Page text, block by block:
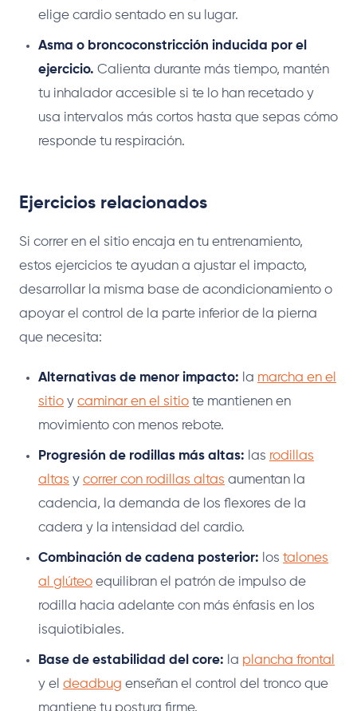
elige cardio sentado en su lugar.
Asma o broncoconstricción inducida por el
ejercicio. Calienta durante más tiempo, mantén
tu inhalador accesible si te lo han recetado y
usa intervalos más cortos hasta que sepas cómo
responde tu respiración.
Ejercicios relacionados
Si correr en el sitio encaja en tu entrenamiento,
estos ejercicios te ayudan a ajustar el impacto,
desarrollar la misma base de acondicionamiento o
apoyar el control de la parte inferior de la pierna
que necesita:
Alternativas de menor impacto: la marcha en el
sitio y caminar en el sitio te mantienen en
movimiento con menos rebote.
Progresión de rodillas más altas: las rodillas
altas y correr con rodillas altas aumentan la
cadencia, la demanda de los flexores de la
cadera y la intensidad del cardio.
Combinación de cadena posterior: los talones
al glúteo equilibran el patrón de impulso de
rodilla hacia adelante con más énfasis en los
isquiotibiales.
Base de estabilidad del core: la plancha frontal
y el deadbug enseñan el control del tronco que